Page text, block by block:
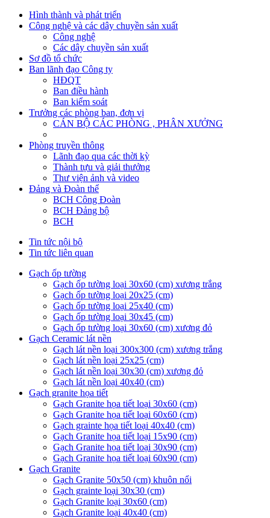
Hình thành và phát triển
Công nghệ và các dây chuyền sản xuất
Công nghệ
Các dây chuyền sản xuất
Sơ đồ tổ chức
Ban lãnh đạo Công ty
HĐQT
Ban điều hành
Ban kiểm soát
Trưởng các phòng ban, đơn vị
CÁN BỘ CÁC PHÒNG , PHÂN XƯỞNG
Phòng truyền thông
Lãnh đạo qua các thời kỳ
Thành tựu và giải thưởng
Thư viện ảnh và video
Đảng và Đoàn thể
BCH Công Đoàn
BCH Đảng bộ
BCH
Tin tức nội bộ
Tin tức liên quan
Gạch ốp tường
Gạch ốp tường loại 30x60 (cm) xương trắng
Gạch ốp tường loại 20x25 (cm)
Gạch ốp tường loại 25x40 (cm)
Gạch ốp tường loại 30x45 (cm)
Gạch ốp tường loại 30x60 (cm) xương đỏ
Gạch Ceramic lát nền
Gạch lát nền loại 300x300 (cm) xương trắng
Gạch lát nền loại 25x25 (cm)
Gạch lát nền loại 30x30 (cm) xương đỏ
Gạch lát nền loại 40x40 (cm)
Gạch granite họa tiết
Gạch Granite họa tiết loại 30x60 (cm)
Gạch Granite họa tiết loại 60x60 (cm)
Gạch grainte họa tiết loại 40x40 (cm)
Gạch Granite họa tiết loại 15x90 (cm)
Gạch Granite họa tiết loại 30x90 (cm)
Gạch Granite họa tiết loại 60x90 (cm)
Gạch Granite
Gạch Granite 50x50 (cm) khuôn nổi
Gạch grainte loại 30x30 (cm)
Gạch Granite loại 30x60 (cm)
Gạch Granite loại 40x40 (cm)